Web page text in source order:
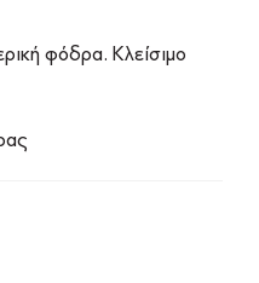
φόδρα. Κλείσιμο